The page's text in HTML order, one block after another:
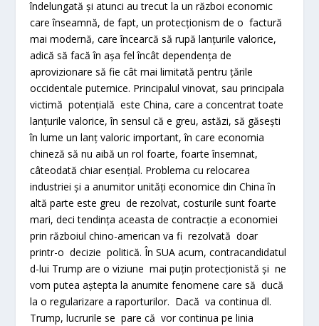
îndelungată și atunci au trecut la un război economic
care înseamnă, de fapt, un protecționism de o factură
mai modernă, care încearcă să rupă lanțurile valorice,
adică să facă în așa fel încât dependența de
aprovizionare să fie cât mai limitată pentru țările
occidentale puternice. Principalul vinovat, sau principala
victimă potențială este China, care a concentrat toate
lanțurile valorice, în sensul că e greu, astăzi, să găsești
în lume un lanț valoric important, în care economia
chineză să nu aibă un rol foarte, foarte însemnat,
câteodată chiar esențial. Problema cu relocarea
industriei și a anumitor unități economice din China în
altă parte este greu de rezolvat, costurile sunt foarte
mari, deci tendința aceasta de contracție a economiei
prin războiul chino-american va fi rezolvată doar
printr-o decizie politică. În SUA acum, contracandidatul
d-lui Trump are o viziune mai puțin protecționistă și ne
vom putea aștepta la anumite fenomene care să ducă
la o regularizare a raporturilor. Dacă va continua dl.
Trump, lucrurile se pare că vor continua pe linia